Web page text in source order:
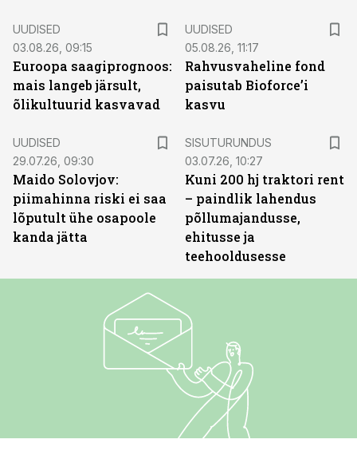
UUDISED
03.08.26, 09:15
Euroopa saagiprognoos:
mais langeb järsult,
õlikultuurid kasvavad
UUDISED
05.08.26, 11:17
Rahvusvaheline fond
paisutab Bioforce’i
kasvu
UUDISED
29.07.26, 09:30
Maido Solovjov:
piimahinna riski ei saa
lõputult ühe osapoole
kanda jätta
SISUTURUNDUS
03.07.26, 10:27
Kuni 200 hj traktori rent
– paindlik lahendus
põllumajandusse,
ehitusse ja
teehooldusesse